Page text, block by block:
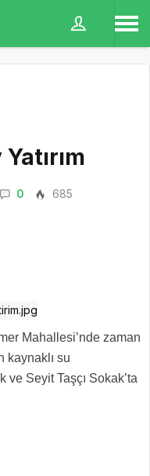
0
685
Mahallesi’nde zaman
kaynaklı su
ve Seyit Taşçı Sokak’ta